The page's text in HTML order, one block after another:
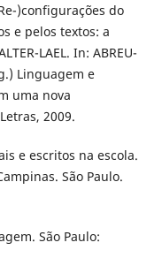
)configurações do
e pelos textos: a
LAEL. In: ABREU-
Linguagem e
uma nova
2009.
e escritos na escola.
São Paulo.
São Paulo: